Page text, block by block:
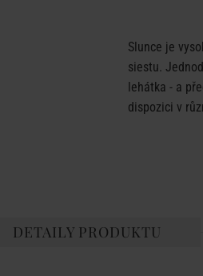
Slunce je
siestu.
lehátka - a
dispozici v
DETAILY PRODUKTU